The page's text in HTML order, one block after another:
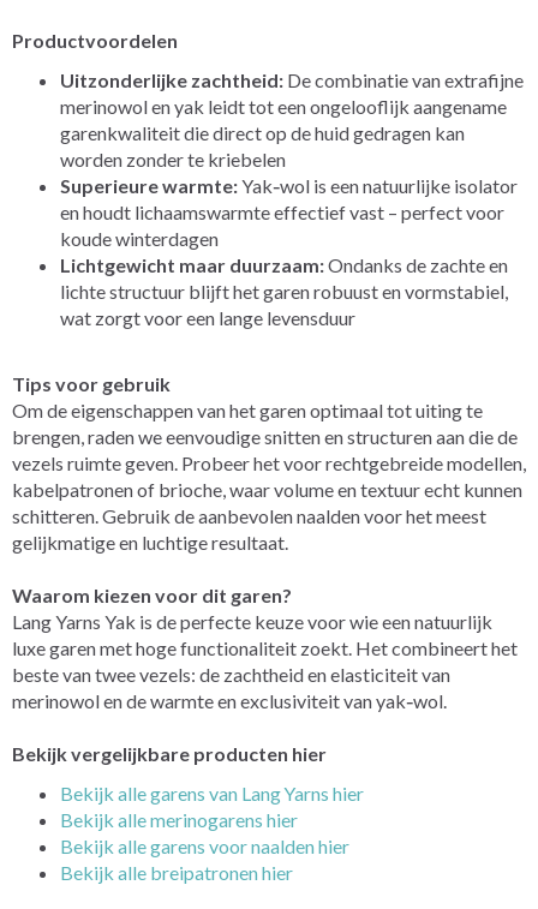
Productvoordelen
Uitzonderlijke zachtheid: De combinatie van extrafijne
merinowol en yak leidt tot een ongelooflijk aangename
garenkwaliteit die direct op de huid gedragen kan
worden zonder te kriebelen
Superieure warmte:Yak‑wol is een natuurlijke isolator
en houdt lichaamswarmte effectief vast – perfect voor
koude winterdagen
Lichtgewicht maar duurzaam:Ondanks de zachte en
lichte structuur blijft het garen robuust en vormstabiel,
wat zorgt voor een lange levensduur
Tips voor gebruik
Om de eigenschappen van het garen optimaal tot uiting te
brengen, raden we eenvoudige snitten en structuren aan die de
vezels ruimte geven. Probeer het voor rechtgebreide modellen,
kabelpatronen of brioche, waar volume en textuur echt kunnen
schitteren. Gebruik de aanbevolen naalden voor het meest
gelijkmatige en luchtige resultaat.
Waarom kiezen voor dit garen?
Lang Yarns Yak is de perfecte keuze voor wie een natuurlijk
luxe garen met hoge functionaliteit zoekt. Het combineert het
beste van twee vezels: de zachtheid en elasticiteit van
merinowol en de warmte en exclusiviteit van yak‑wol.
Bekijk vergelijkbare producten hier
Bekijk alle garens van Lang Yarns hier
Bekijk alle merinogarens hier
Bekijk alle garens voor naalden hier
Bekijk alle breipatronen hier